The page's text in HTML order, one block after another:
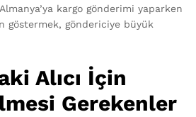
kargo gönderimi yaparken
göstermek, göndericiye büyük
Alıcı İçin
Gerekenler